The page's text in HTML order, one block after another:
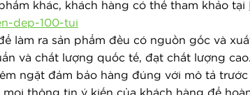
khác, khách hàng có thể tham khảo tại
dep-100-tui
làm ra sản phẩm đều có nguồn gốc và
và chất lượng quốc tế, đạt chất lượng cao.
ngặt đảm bảo hàng đúng với mô tả